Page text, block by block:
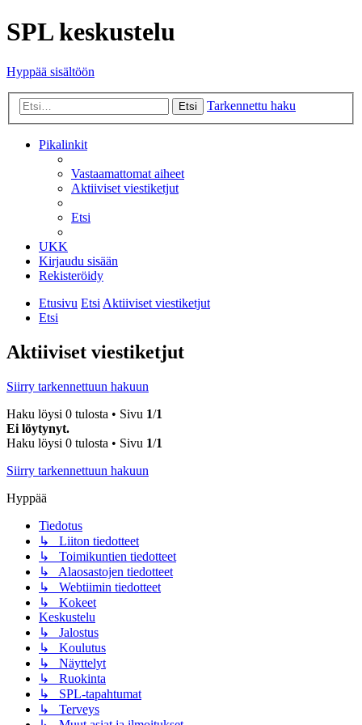
SPL keskustelu
Hyppää sisältöön
Etsi Tarkennettu haku
Pikalinkit
Vastaamattomat aiheet
Aktiiviset viestiketjut
Etsi
UKK
Kirjaudu sisään
Rekisteröidy
Etusivu EtsiAktiiviset viestiketjut
Etsi
Aktiiviset viestiketjut
Siirry tarkennettuun hakuun
Haku löysi 0 tulosta • Sivu 1/1
Ei löytynyt.
Haku löysi 0 tulosta • Sivu 1/1
Siirry tarkennettuun hakuun
Hyppää
Tiedotus
↳ Liiton tiedotteet
↳ Toimikuntien tiedotteet
↳ Alaosastojen tiedotteet
↳ Webtiimin tiedotteet
↳ Kokeet
Keskustelu
↳ Jalostus
↳ Koulutus
↳ Näyttelyt
↳ Ruokinta
↳ SPL-tapahtumat
↳ Terveys